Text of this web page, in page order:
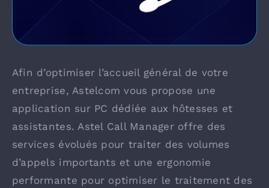
Afin d’optimiser l’accueil général de votre
entreprise, Astelcom vous propose une
application sur PC dédiée aux hôtesses et
assistantes. Astel Call Manager offre des
services évolués pour traiter des volumes
d’appels importants et une ergonomie
performante pour optimiser le traitement des